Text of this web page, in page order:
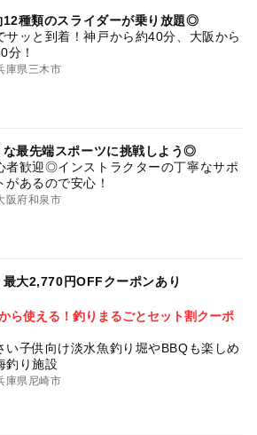
12種類のスライダーが乗り放題◎
サッと到着！神戸から約40分、大阪から
分！
庫県三木市
最先端スポーツに挑戦しよう◎
者歓迎◎インストラクターの丁寧なサポ
があるので安心！
阪府和泉市
大2,770円OFFクーポンあり
ら使える！釣りまるごとセット割クーポ
い子供向け淡水魚釣り堀やBBQも楽しめ
釣り施設
庫県尼崎市